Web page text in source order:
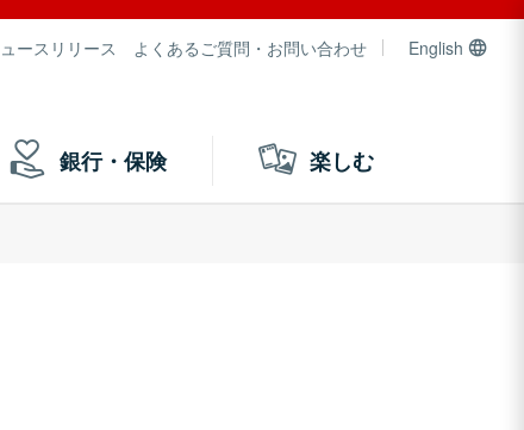
ースリリース よくあるご質問・お問い合わせ English
銀行・保険 楽しむ